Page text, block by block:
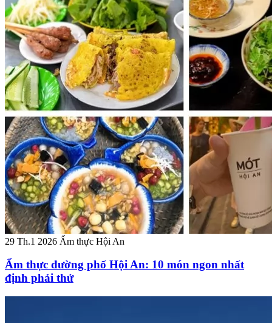
29 Th.1 2026 Ẩm thực Hội An
Ẩm thực đường phố Hội An: 10 món ngon nhất
định phải thử